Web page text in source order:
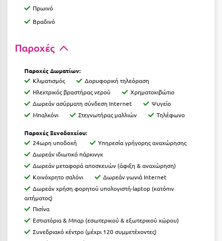
Ιωάννινα
Καλάβρυτα
Καλαμάτα
Κάλαμος
Καλαμπάκα
Κάλυμνος
Καμένα Βούρλα
Καρδάμαινα
Καρδαμύλη
Καρδίτσα
Πρωινό
Βραδινό
Παροχές
Παροχές Δωματίων:
Κλιματισμός
Δορυφορική τηλεόραση
Ηλεκτρικός βραστήρας νερού
Χρηματοκιβώτιο
Δωρεάν ασύρματη σύνδεση Internet
Ψυγείο
Μπαλκόνι
Στεγνωτήρας μαλλιών Τηλέφωνο
Παροχές Ξενοδοχείου:
24ωρη υποδοχή
Υπηρεσία γρήγορης αναχώρησης
Δωρεάν ιδιωτικό πάρκινγκ
Δωρεάν μεταφορά αποσκευών (άφιξη & αναχώρηση)
Κοινόχρητο σαλόνι
Δωρεάν γωνιά Internet
Δωρεάν χρήση φορητού υπολογιστή-laptop (κατόπιν
αιτήματος)
Πισίνα
Εστιατόρια & Μπαρ (εσωτερικού & εξωτερικού χώρου)
Συνεδριακό κέντρο (μέχρι 120 συμμετέχοντες)